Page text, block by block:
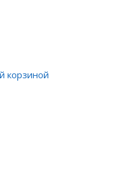
корзиной